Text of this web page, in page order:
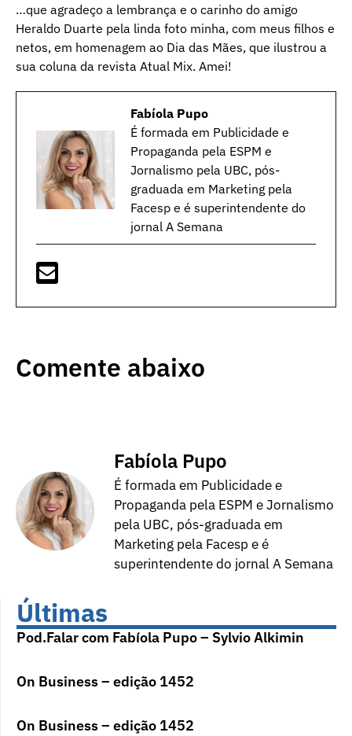
…que agradeço a lembrança e o carinho do amigo
Heraldo Duarte pela linda foto minha, com meus filhos e
netos, em homenagem ao Dia das Mães, que ilustrou a
sua coluna da revista Atual Mix. Amei!
Fabíola Pupo
É formada em Publicidade e
Propaganda pela ESPM e
Jornalismo pela UBC, pós-
graduada em Marketing pela
Facesp e é superintendente do
jornal A Semana
Comente abaixo
Fabíola Pupo
É formada em Publicidade e
Propaganda pela ESPM e Jornalismo
pela UBC, pós-graduada em
Marketing pela Facesp e é
superintendente do jornal A Semana
Últimas
Pod.Falar com Fabíola Pupo – Sylvio Alkimin
On Business – edição 1452
On Business – edição 1452